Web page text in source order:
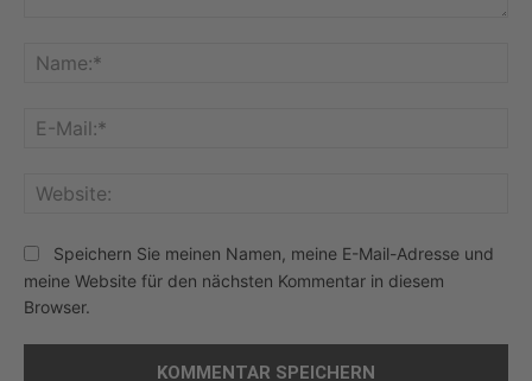
Speichern Sie meinen Namen, meine E-Mail-Adresse und
meine Website für den nächsten Kommentar in diesem
Browser.